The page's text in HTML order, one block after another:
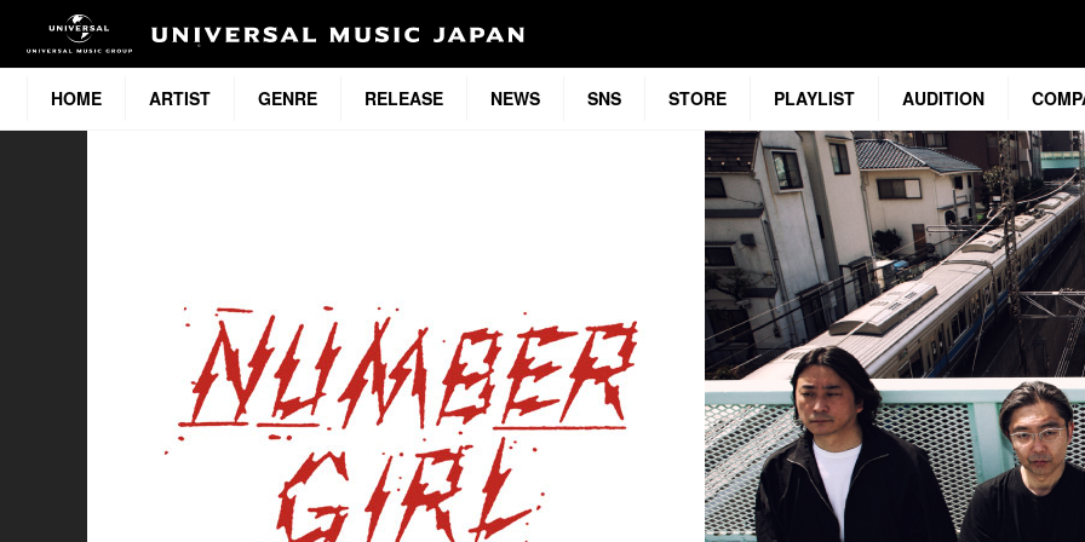
HOME ARTIST GENRE RELEASE NEWS SNS STORE PLAYLIST AUDITION